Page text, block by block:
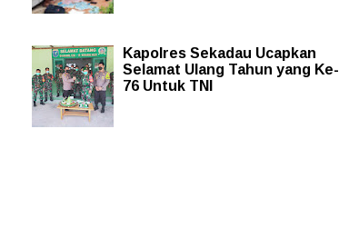
Kapolres Sekadau Ucapkan
Selamat Ulang Tahun yang Ke-
76 Untuk TNI